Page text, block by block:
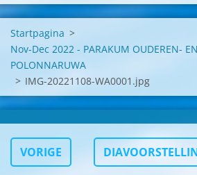
Startpagina >
Nov-Dec 2022 - PARAKUM OUDEREN-
POLONNARUWA
> IMG-20221108-WA0001.jpg
VORIGE